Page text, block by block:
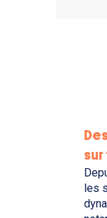
les